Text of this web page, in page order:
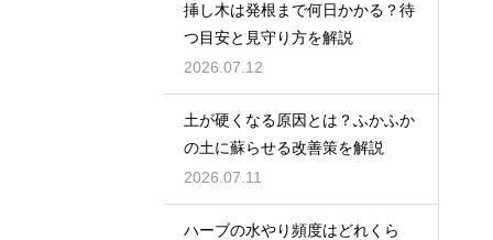
挿し木は発根まで何日かかる？待
つ目安と見守り方を解説
2026.07.12
土が硬くなる原因とは？ふかふか
の土に蘇らせる改善策を解説
2026.07.11
ハーブの水やり頻度はどれくら